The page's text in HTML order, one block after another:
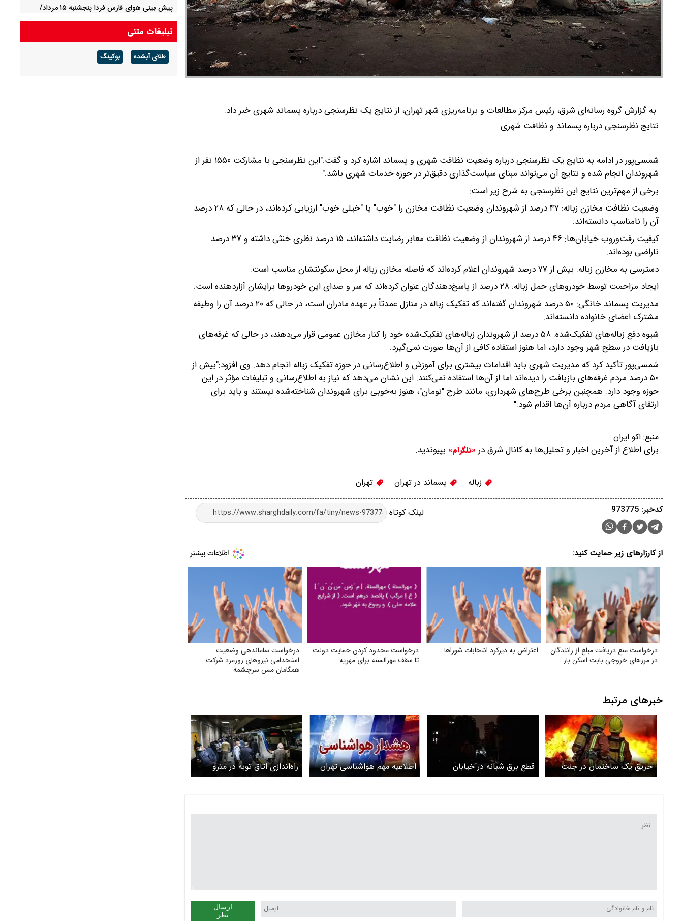
به گزارش گروه رسانه‌ای شرق، رئیس مرکز مطالعات و برنامه‌ریزی شهر تهران، از نتایج یک نظرسنجی درباره پسماند شهری خبر داد.
نتایج نظرسنجی درباره پسماند و نظافت شهری
شمسی‌پور در ادامه به نتایج یک نظرسنجی درباره وضعیت نظافت شهری و پسماند اشاره کرد و گفت:"این نظرسنجی با مشارکت ۱۵۵۰ نفر از
شهروندان انجام شده و نتایج آن می‌تواند مبنای سیاست‌گذاری دقیق‌تر در حوزه خدمات شهری باشد."
برخی از مهم‌ترین نتایج این نظرسنجی به شرح زیر است:
وضعیت نظافت مخازن زباله: ۴۷ درصد از شهروندان وضعیت نظافت مخازن را "خوب" یا "خیلی خوب" ارزیابی کرده‌اند، در حالی که ۲۸ درصد
آن را نامناسب دانسته‌اند.
کیفیت رفت‌وروب خیابان‌ها: ۴۶ درصد از شهروندان از وضعیت نظافت معابر رضایت داشته‌اند، ۱۵ درصد نظری خنثی داشته و ۳۷ درصد
ناراضی بوده‌اند.
دسترسی به مخازن زباله: بیش از ۷۷ درصد شهروندان اعلام کرده‌اند که فاصله مخازن زباله از محل سکونتشان مناسب است.
ایجاد مزاحمت توسط خودروهای حمل زباله: ۲۸ درصد از پاسخ‌دهندگان عنوان کرده‌اند که سر و صدای این خودروها برایشان آزاردهنده است.
مدیریت پسماند خانگی: ۵۰ درصد شهروندان گفته‌اند که تفکیک زباله در منازل عمدتاً بر عهده مادران است، در حالی که ۲۰ درصد آن را وظیفه
مشترک اعضای خانواده دانسته‌اند.
شیوه دفع زباله‌های تفکیک‌شده: ۵۸ درصد از شهروندان زباله‌های تفکیک‌شده خود را کنار مخازن عمومی قرار می‌دهند، در حالی که غرفه‌های
بازیافت در سطح شهر وجود دارد، اما هنوز استفاده کافی از آن‌ها صورت نمی‌گیرد.
شمسی‌پور تأکید کرد که مدیریت شهری باید اقدامات بیشتری برای آموزش و اطلاع‌رسانی در حوزه تفکیک زباله انجام دهد. وی افزود:"بیش از
۵۰ درصد مردم غرفه‌های بازیافت را دیده‌اند اما از آن‌ها استفاده نمی‌کنند. این نشان می‌دهد که نیاز به اطلاع‌رسانی و تبلیغات مؤثر در این
حوزه وجود دارد. همچنین برخی طرح‌های شهرداری، مانند طرح "نومان"، هنوز به‌خوبی برای شهروندان شناخته‌شده نیستند و باید برای
ارتقای آگاهی مردم درباره آن‌ها اقدام شود."
منبع: اکو ایران
برای اطلاع از آخرین اخبار و تحلیل‌ها به کانال شرق در «تلگرام» بپیوندید.
زباله پسماند در تهران تهران
لینک کوتاه کدخبر: 973775
از کارزارهای زیر حمایت کنید:
درخواست منع دریافت مبلغ از رانندگان
در مرزهای خروجی بابت اسکن بار
اعتراض به دیرکرد انتخابات شوراها
درخواست محدود کردن حمایت دولت
تا سقف مهرالسنه برای مهریه
درخواست ساماندهی وضعیت
استخدامی نیروهای روزمزد شرکت
همگامان مس سرچشمه
خبرهای مرتبط
حریق یک ساختمان در جنت
آباد با ۵ مصدوم
قطع برق شبانه در خیابان
پیروزی و تعطیلی کسب و کارها
اطلاعیه مهم هواشناسی تهران
راه‌اندازی اتاق توبه در مترو
تجریش
ارسال
نظر
پیش بینی هوای فارس فردا پنجشنبه ۱۵ مرداد/
احتمال آب‌گرفتگی و سیلابی شدن مسیل‌ها
تبلیغات متنی
طلای آبشده بوکینگ